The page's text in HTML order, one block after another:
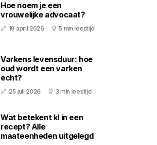
Hoe noem je een
vrouwelijke advocaat?
19 april 2026 5 min leestijd
Varkens levensduur: hoe
oud wordt een varken
echt?
25 juli 2026 3 min leestijd
Wat betekent kl in een
recept? Alle
maateenheden uitgelegd